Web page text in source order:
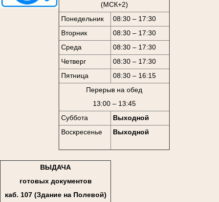
(МСК+2)
Понедельник
08:30 – 17:30
Вторник
08:30 – 17:30
Среда
08:30 – 17:30
Четверг
08:30 – 17:30
Пятница
08:30 – 16:15
Перерыв на обед
13:00 – 13:45
Суббота
Выходной
Воскресенье
Выходной
ВЫДАЧА
готовых документов
каб. 107 (Здание на Полевой)